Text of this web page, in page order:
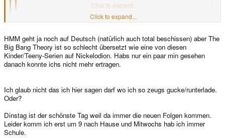
montag amizeit = dienstagClick to expand...
von den beiden Serien muss ich fragen guckst du die immer auf
Englisch auf ein Internet Sender und wenn ja auf welchen ?
ja, auf englisch...
(die deutsche übersetztung von himym ist meiner meinung nach ein
verbrechen - ob bbt in deutschland überhaupt läuft weis ich garnicht)
das ist irgendwann gegen 4 in der nacht bei uns...
bin kein fan von streams (wegen der qualität)
Click to expand...
HMM geht ja noch auf Deutsch (natürlich auch total beschissen) aber The
Big Bang Theory ist so schlecht übersetzt wie eine von diesen
Kinder/Teeny-Serien auf Nickelodion. Habs nur ein paar min gesehen
danach konnte ichs nicht mehr ertragen.
Ich glaub nicht das ich hier sagen darf wo ich so zeugs gucke/runterlade.
Oder?
Dinstag ist der schönste Tag weil da immer die neuen Folgen kommen.
Leider komm ich erst um 9 nach Hause und Mitwochs hab ich immer
Schule.